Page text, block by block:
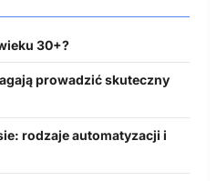
30+?
prowadzić skuteczny
rodzaje automatyzacji i